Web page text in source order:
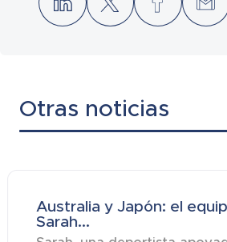
Otras noticias
Australia y Japón: el
Sarah...